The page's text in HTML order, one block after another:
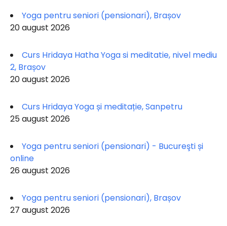
Yoga pentru seniori (pensionari), Brașov
20 august 2026
Curs Hridaya Hatha Yoga si meditatie, nivel mediu
2, Brașov
20 august 2026
Curs Hridaya Yoga și meditație, Sanpetru
25 august 2026
Yoga pentru seniori (pensionari) - Bucureşti și
online
26 august 2026
Yoga pentru seniori (pensionari), Brașov
27 august 2026